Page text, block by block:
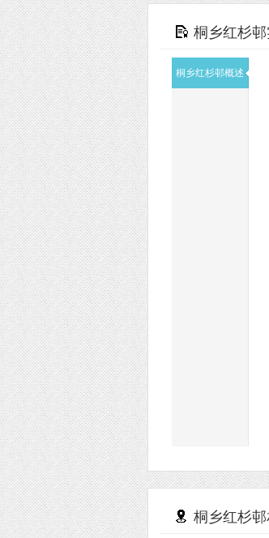
桐乡红杉
桐乡红杉邨概述
桐乡红杉